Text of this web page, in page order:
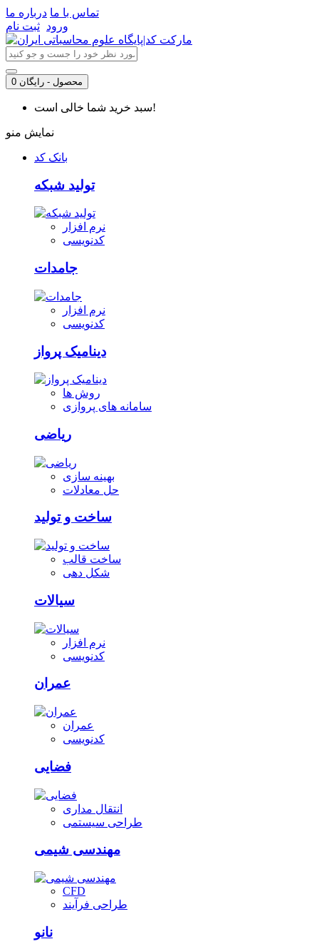
تماس با ما درباره ما
ورود ثبت نام
0 محصول - رایگان
سبد خرید شما خالی است!
نمایش منو
بانک کد
تولید شبکه
نرم افزار
کدنویسی
جامدات
نرم افزار
کدنویسی
دینامیک پرواز
روش ها
سامانه های پروازی
ریاضی
بهینه سازی
حل معادلات
ساخت و تولید
ساخت قالب
شکل دهی
سیالات
نرم افزار
کدنویسی
عمران
عمران
کدنویسی
فضایی
انتقال مداری
طراحی سیستمی
مهندسی شیمی
CFD
طراحی فرآیند
نانو